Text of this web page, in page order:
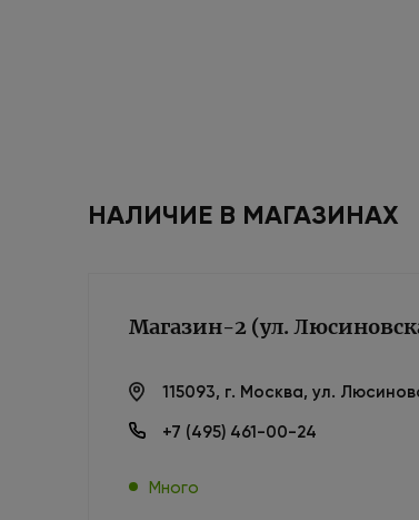
НАЛИЧИЕ В МАГАЗИНАХ
Магазин-2 (ул.
115093, г. Москва, ул.
+7 (495) 461-00-24
Много